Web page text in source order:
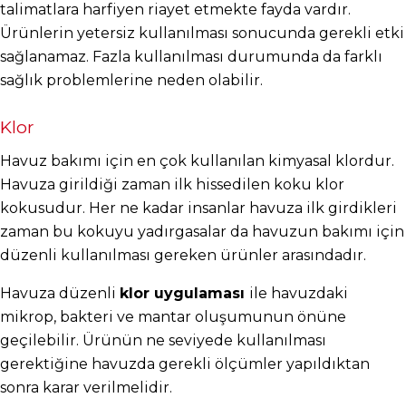
talimatlara harfiyen riayet etmekte fayda vardır.
Ürünlerin yetersiz kullanılması sonucunda gerekli etki
sağlanamaz. Fazla kullanılması durumunda da farklı
sağlık problemlerine neden olabilir.
Klor
Havuz bakımı için en çok kullanılan kimyasal klordur.
Havuza girildiği zaman ilk hissedilen koku klor
kokusudur. Her ne kadar insanlar havuza ilk girdikleri
zaman bu kokuyu yadırgasalar da havuzun bakımı için
düzenli kullanılması gereken ürünler arasındadır.
Havuza düzenli klor uygulaması ile havuzdaki
mikrop, bakteri ve mantar oluşumunun önüne
geçilebilir. Ürünün ne seviyede kullanılması
gerektiğine havuzda gerekli ölçümler yapıldıktan
sonra karar verilmelidir.